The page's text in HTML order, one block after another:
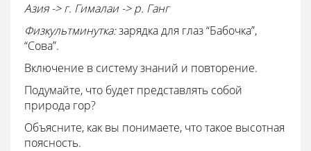
Азия -> г. Гималаи -> р. Ганг
Физкультминутка:зарядка для глаз “Бабочка”,
“Сова”.
Включение в систему знаний и повторение.
Подумайте, что будет представлять собой
природа гор?
Объясните, как вы понимаете, что такое высотная
поясность.